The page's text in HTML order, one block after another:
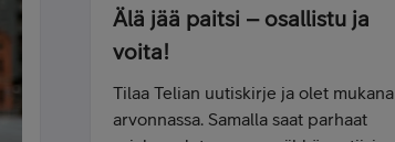
Älä jää paitsi – osallistu ja
voita!
Tilaa Telian uutiskirje ja olet mukana
arvonnassa. Samalla saat parhaat